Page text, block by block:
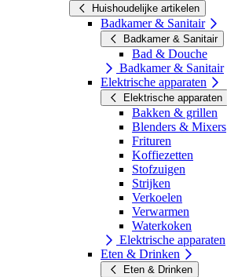
Huishoudelijke artikelen
Badkamer & Sanitair
Badkamer & Sanitair
Bad & Douche
Badkamer & Sanitair
Elektrische apparaten
Elektrische apparaten
Bakken & grillen
Blenders & Mixers
Frituren
Koffiezetten
Stofzuigen
Strijken
Verkoelen
Verwarmen
Waterkoken
Elektrische apparaten
Eten & Drinken
Eten & Drinken